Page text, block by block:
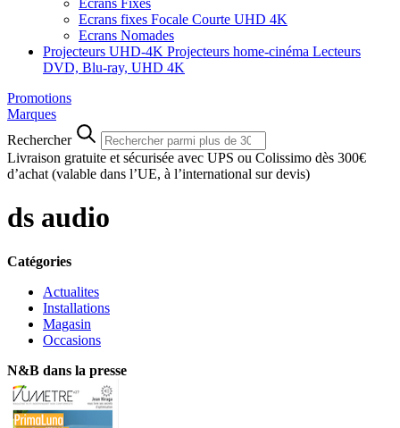
Ecrans Fixes
Ecrans fixes Focale Courte UHD 4K
Ecrans Nomades
Projecteurs UHD-4K Projecteurs home-cinéma Lecteurs
DVD, Blu-ray, UHD 4K
Promotions
Marques
Rechercher
Livraison gratuite et sécurisée avec UPS ou Colissimo dès 300€
d’achat (valable dans l’UE, à l’international sur devis)
ds audio
Catégories
Actualites
Installations
Magasin
Occasions
N&B dans la presse